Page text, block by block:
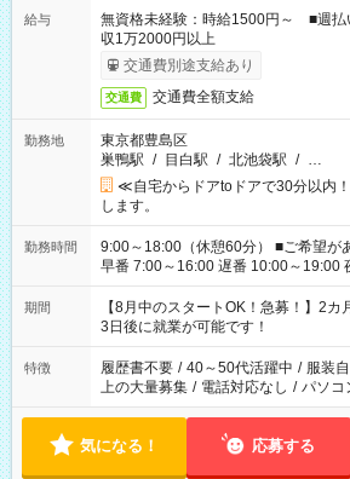
給与
無資格未経験：時給1500円～ ■週
収1万2000円以上
交通費別途支給あり
交通費 交通費全額支給
勤務地
東京都豊島区
巣鴨駅 / 目白駅 / 北池袋駅 / …
≪自宅からドアtoドアで30分以内
します。
勤務時間
9:00～18:00（休憩60分） ■ご希望があれば下記シフトもOK！
早番 7:00～16:00 遅番 10:00～19:00 夜勤
と休みを合わせたい」 「余裕を持っ
「できれば残業はしたくない」 など
ね。 ※Wワーク希望の方へ 今ご覧のお仕事で希望する勤務時間
と、もう1つのお仕事の勤務時間。
合は応募できません。
期間
【8月中のスタートOK！急募！】2
3日後に就業が可能です！
特徴 履歴書不要 / 40～50代活躍中 / 服装
上の大量募集 / 電話対応なし / パソコ
気になる！ 応募する